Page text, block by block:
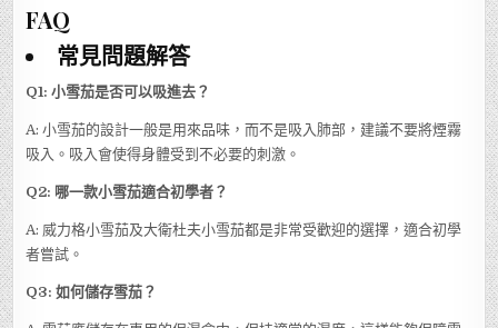
FAQ
常見問題解答
Q1: 小雪茄是否可以吸進去？
A: 小雪茄的設計一般是用來品味，而不是吸入肺部，建議不要將煙霧
吸入。吸入會使得身體受到不必要的刺激。
Q2: 哪一款小雪茄適合初學者？
A: 威力格小雪茄及大衛杜夫小雪茄都是非常受歡迎的選擇，適合初學
者嘗試。
Q3: 如何儲存雪茄？